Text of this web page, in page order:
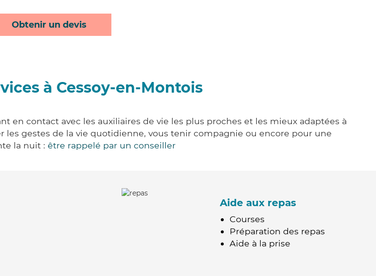
Obtenir un devis
à Cessoy-en-Montois
en contact avec les auxiliaires de vie les plus proches et les mieux adaptées à
les gestes de la vie quotidienne, vous tenir compagnie ou encore pour une
la nuit : être rappelé par un conseiller
Aide aux repas
Courses
Préparation des repas
Aide à la prise